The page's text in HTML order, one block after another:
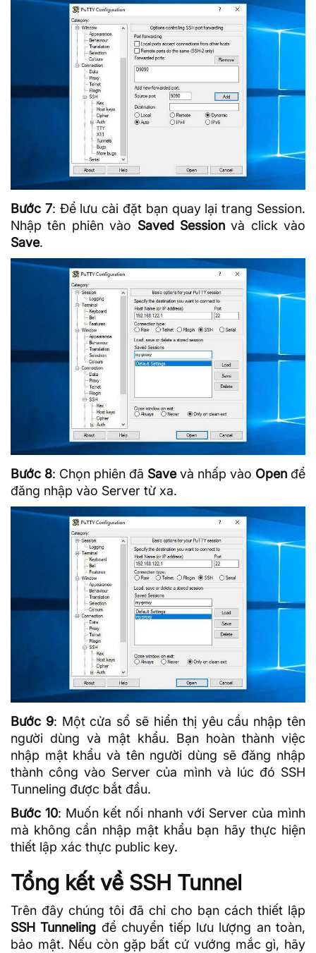
Bước 7: Để lưu cài đặt bạn quay lại trang Session.
Nhập tên phiên vào Saved Sessionvà click vào
Save.
Bước 8: Chọn phiên đã Savevà nhấp vào Open để
đăng nhập vào Server từ xa.
Bước 9: Một cửa sổ sẽ hiển thị yêu cầu nhập tên
người dùng và mật khẩu. Bạn hoàn thành việc
nhập mật khẩu và tên người dùng sẽ đăng nhập
thành công vào Server của mình và lúc đó SSH
Tunneling được bắt đầu.
Bước 10: Muốn kết nối nhanh với Server của mình
mà không cần nhập mật khẩu bạn hãy thực hiện
thiết lập xác thực public key.
Tổng kết về SSH Tunnel
Trên đây chúng tôi đã chỉ cho bạn cách thiết lập
SSH Tunneling để chuyển tiếp lưu lượng an toàn,
bảo mật. Nếu còn gặp bất cứ vướng mắc gì, hãy